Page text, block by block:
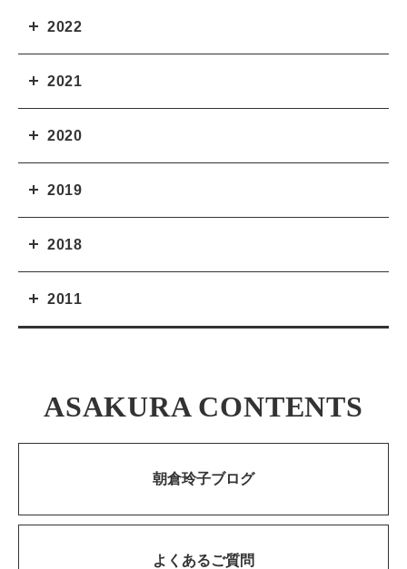
2022
2021
2020
2019
2018
2011
ASAKURA CONTENTS
朝倉玲子ブログ
よくあるご質問